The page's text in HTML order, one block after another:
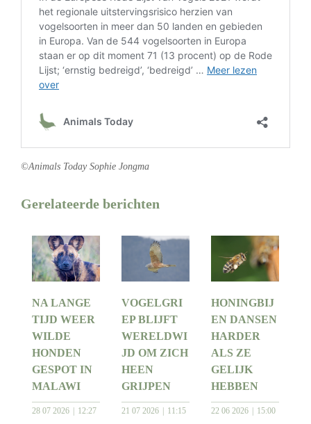
©Animals Today Sophie Jongma
Gerelateerde berichten
NA LANGE
TIJD WEER
WILDE
HONDEN
GESPOT IN
MALAWI
28 07 2026 12:27
VOGELGRI
EP BLIJFT
WERELDWI
JD OM ZICH
HEEN
GRIJPEN
21 07 2026 11:15
HONINGBIJ
EN DANSEN
HARDER
ALS ZE
GELIJK
HEBBEN
22 06 2026 15:00